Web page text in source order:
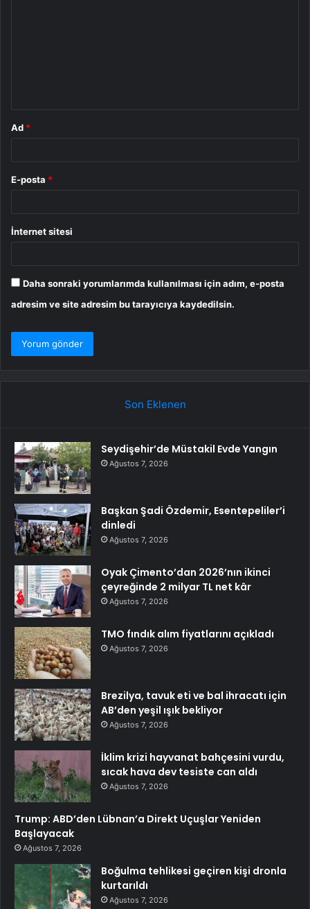
Ad *
E-posta *
İnternet sitesi
Daha sonraki yorumlarımda kullanılması için adım, e-posta
adresim ve site adresim bu tarayıcıya kaydedilsin.
Son Eklenen
Seydişehir’de Müstakil Evde Yangın
Ağustos 7, 2026
Başkan Şadi Özdemir, Esentepeliler’i
dinledi
Ağustos 7, 2026
Oyak Çimento’dan 2026’nın ikinci
çeyreğinde 2 milyar TL net kâr
Ağustos 7, 2026
TMO fındık alım fiyatlarını açıkladı
Ağustos 7, 2026
Brezilya, tavuk eti ve bal ihracatı için
AB’den yeşil ışık bekliyor
Ağustos 7, 2026
İklim krizi hayvanat bahçesini vurdu,
sıcak hava dev tesiste can aldı
Ağustos 7, 2026
Trump: ABD’den Lübnan’a Direkt Uçuşlar Yeniden
Başlayacak
Ağustos 7, 2026
Boğulma tehlikesi geçiren kişi dronla
kurtarıldı
Ağustos 7, 2026